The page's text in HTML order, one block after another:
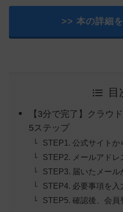
>> 本の詳細
目
【3分で完了】クラウ
5ステップ
STEP1. 公式サイトか
STEP2. メールアドレ
STEP3. 届いたメール
STEP4. 必要事項を入
STEP5. 確認後、会員